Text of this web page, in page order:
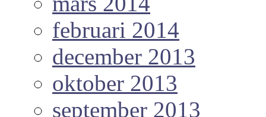
februari 2014
december 2013
oktober 2013
september 2013